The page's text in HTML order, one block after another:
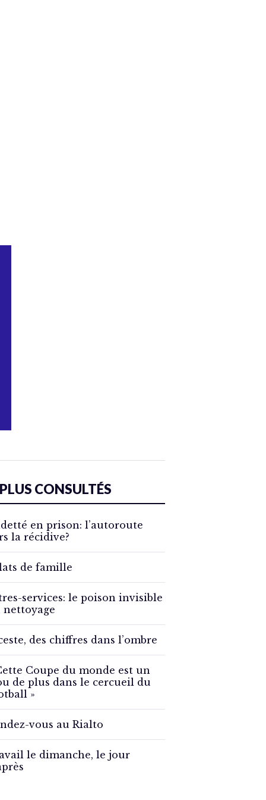
CONSULTÉS
en prison: l’autoroute
la récidive?
de famille
services: le poison invisible
nettoyage
des chiffres dans l’ombre
Coupe du monde est un
de plus dans le cercueil du
»
vous au Rialto
le dimanche, le jour